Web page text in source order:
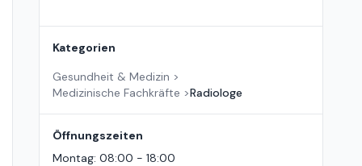
Kategorien
Gesundheit & Medizin >
Medizinische Fachkräfte >Radiologe
Öffnungszeiten
Montag: 08:00 - 18:00